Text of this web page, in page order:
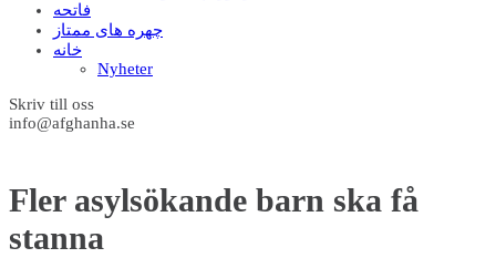
فاتحه
چهره های ممتاز
خانه
Nyheter
Skriv till oss
info@afghanha.se
Fler asylsökande barn ska få
stanna